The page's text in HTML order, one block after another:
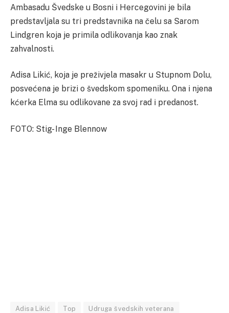
Ambasadu Švedske u Bosni i Hercegovini je bila
predstavljala su tri predstavnika na čelu sa Sarom
Lindgren koja je primila odlikovanja kao znak
zahvalnosti.
Adisa Likić, koja je preživjela masakr u Stupnom Dolu,
posvećena je brizi o švedskom spomeniku. Ona i njena
kćerka Elma su odlikovane za svoj rad i predanost.
FOTO: Stig- Inge Blennow
Adisa Likić Top Udruga švedskih veterana